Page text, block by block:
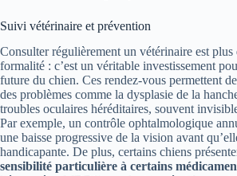
Suivi vétérinaire et prévention
Consulter régulièrement un vétérinaire est plus
formalité : c’est un véritable investissement
future du chien. Ces rendez-vous permettent
des problèmes comme la dysplasie de la
troubles oculaires héréditaires, souvent
Par exemple, un contrôle ophtalmologique
une baisse progressive de la vision avant
handicapante. De plus, certains chiens
sensibilité particulière à certains